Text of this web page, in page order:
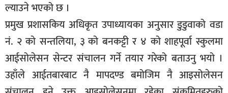
ल्याउने भएको छ ।
प्रमुख प्रशासकिय अधिकृत उपाध्यायका अनुसार डुडुवाको वडा
नं. २ को सन्तलिया, ३ को बनकट्टी र ४ को शाहपूर्वा स्कुलमा
आईसोलेसन सेन्टर संचालन गर्ने तयार गरेको बताउनु भयो ।
उहाँले आईतबारबाट नै मापदण्ड बमोजिम नै आइसोलेसन